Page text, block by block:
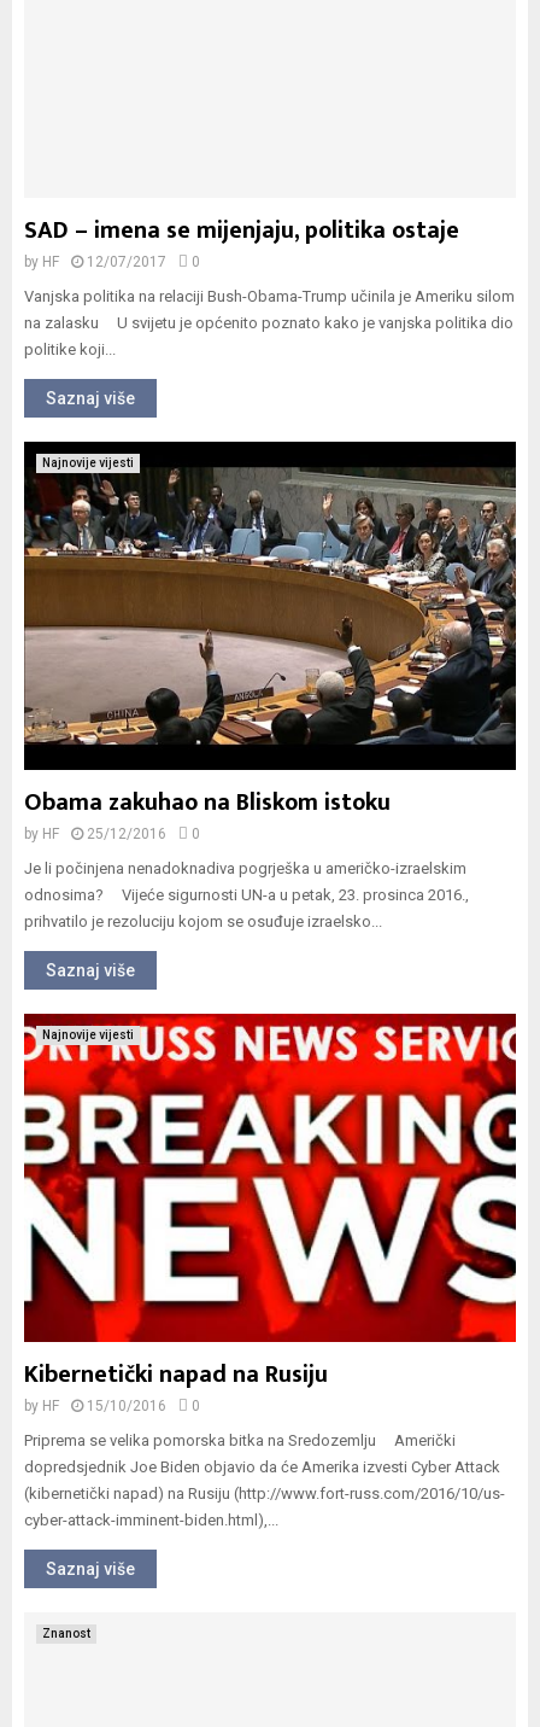
SAD – imena se mijenjaju, politika ostaje
by HF 12/07/2017 0
Vanjska politika na relaciji Bush-Obama-Trump učinila je Ameriku silom
na zalasku U svijetu je općenito poznato kako je vanjska politika dio
politike koji...
Saznaj više
Najnovije vijesti
Obama zakuhao na Bliskom istoku
by HF 25/12/2016 0
Je li počinjena nenadoknadiva pogrješka u američko-izraelskim
odnosima? Vijeće sigurnosti UN-a u petak, 23. prosinca 2016.,
prihvatilo je rezoluciju kojom se osuđuje izraelsko...
Saznaj više
Najnovije vijesti
Kibernetički napad na Rusiju
by HF 15/10/2016 0
Priprema se velika pomorska bitka na Sredozemlju Američki
dopredsjednik Joe Biden objavio da će Amerika izvesti Cyber Attack
(kibernetički napad) na Rusiju (http://www.fort-russ.com/2016/10/us-
cyber-attack-imminent-biden.html),...
Saznaj više
Znanost